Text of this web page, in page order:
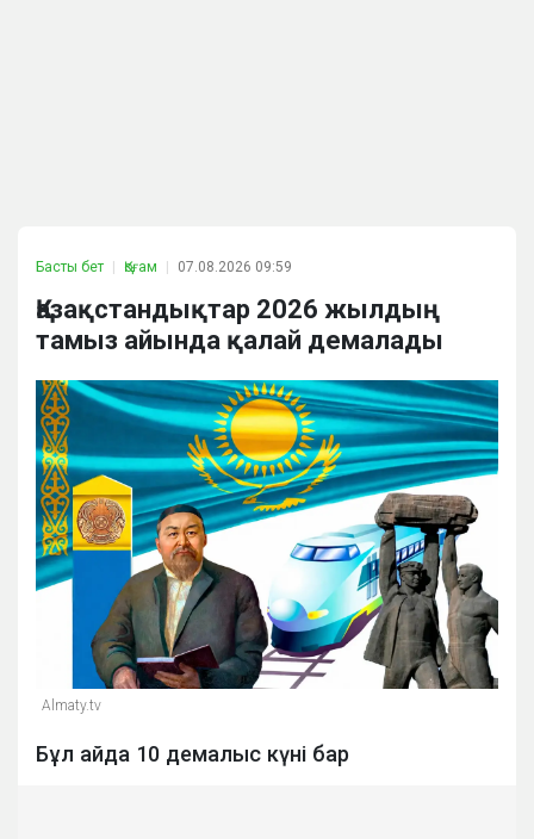
Басты бет Қоғам 07.08.2026 09:59
Қазақстандықтар 2026 жылдың
тамыз айында қалай демалады
Almaty.tv
Бұл айда 10 демалыс күні бар